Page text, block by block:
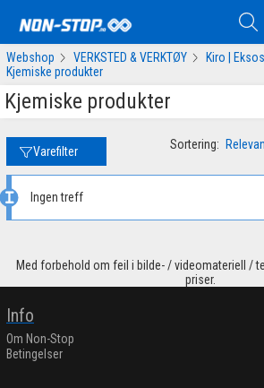
Webshop VERKSTED & VERKTØY
Kiro |
Kjemiske produkter
Kjemiske produkter
Varefilter Sortering:
Ingen treff
Med forbehold om feil i bilde- / videomateriell /
priser.
Info
Om Non-Stop
Betingelser